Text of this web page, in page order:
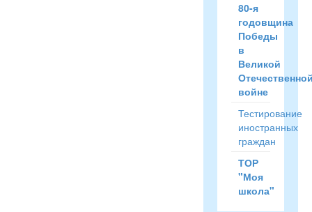
80-я
годовщина
Победы
в
Великой
войне
Тестирование
иностранных
граждан
ТОР
"Моя
школа"